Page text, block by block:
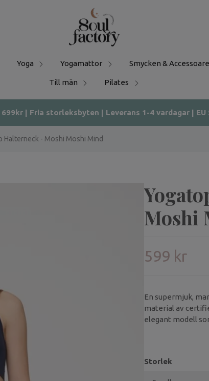
Yoga Yogamattor Smycken &
Till män Pilates
| Fria storleksbyten | Leverans 1-4 vardagar | EU
Halterneck - Moshi Moshi Mind
Moshi
599 kr
En supermjuk,
material av
elegant modell
Storlek